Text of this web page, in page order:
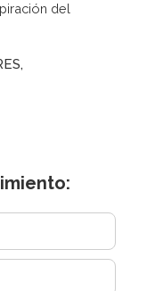
del
,